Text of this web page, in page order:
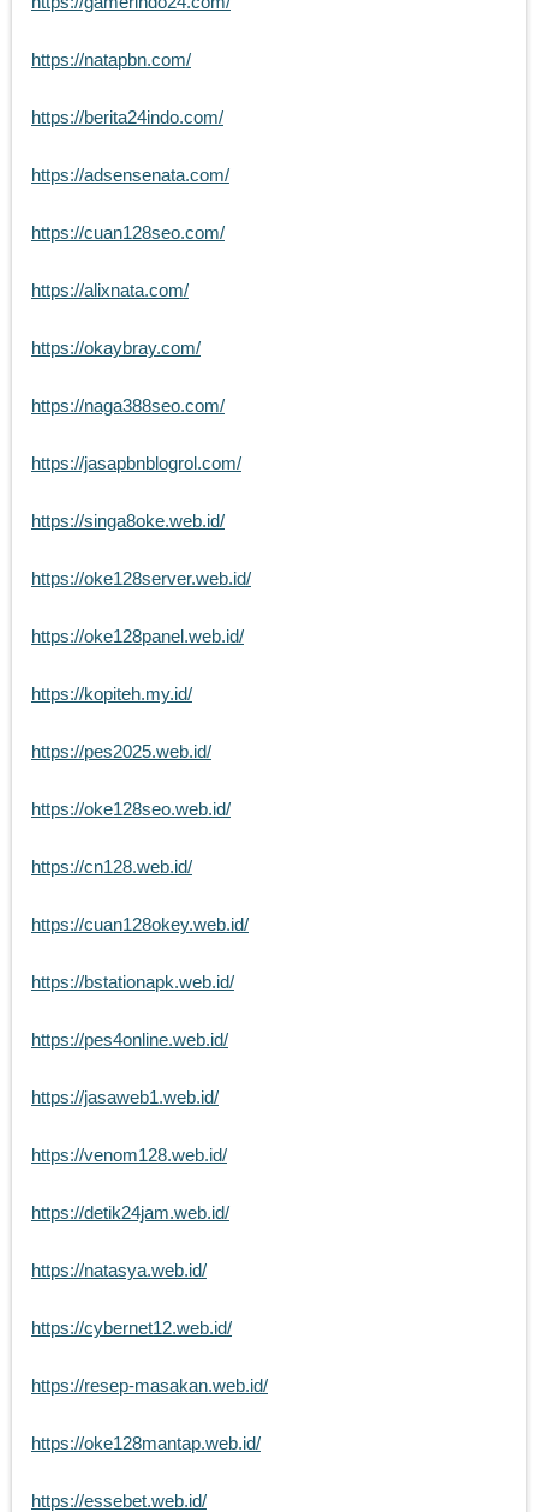
https://natapbn.com/
https://berita24indo.com/
https://adsensenata.com/
https://cuan128seo.com/
https://alixnata.com/
https://okaybray.com/
https://naga388seo.com/
https://jasapbnblogrol.com/
https://singa8oke.web.id/
https://oke128server.web.id/
https://oke128panel.web.id/
https://kopiteh.my.id/
https://pes2025.web.id/
https://oke128seo.web.id/
https://cn128.web.id/
https://cuan128okey.web.id/
https://bstationapk.web.id/
https://pes4online.web.id/
https://jasaweb1.web.id/
https://venom128.web.id/
https://detik24jam.web.id/
https://natasya.web.id/
https://cybernet12.web.id/
https://resep-masakan.web.id/
https://oke128mantap.web.id/
https://essebet.web.id/